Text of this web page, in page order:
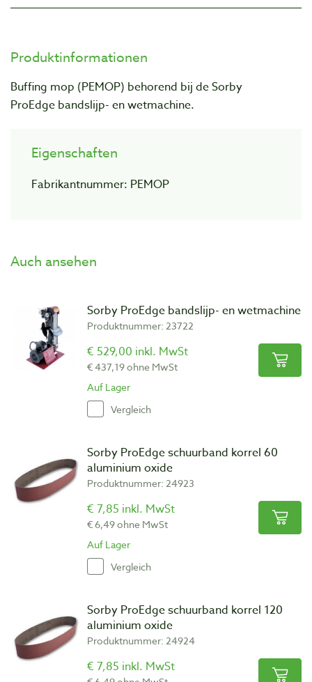
Produktinformationen
Buffing mop (PEMOP) behorend bij de Sorby
ProEdge bandslijp- en wetmachine.
Eigenschaften
Fabrikantnummer: PEMOP
Auch ansehen
Sorby ProEdge bandslijp- en wetmachine
Produktnummer: 23722
€ 529,00 inkl. MwSt
€ 437,19 ohne MwSt
Auf Lager
Vergleich
Sorby ProEdge schuurband korrel 60
aluminium oxide
Produktnummer: 24923
€ 7,85 inkl. MwSt
€ 6,49 ohne MwSt
Auf Lager
Vergleich
Sorby ProEdge schuurband korrel 120
aluminium oxide
Produktnummer: 24924
€ 7,85 inkl. MwSt